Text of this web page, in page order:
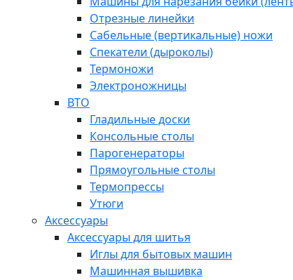
Отрезные линейки
Сабельные (вертикальные) ножи
Спекатели (дыроколы)
Термоножи
Электроножницы
ВТО
Гладильные доски
Консольные столы
Парогенераторы
Прямоугольные столы
Термопрессы
Утюги
Аксессуары
Аксессуары для шитья
Иглы для бытовых машин
Машинная вышивка